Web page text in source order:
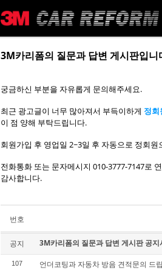
3M카리폼의 질문과 답변 게시판입니
궁금하신 부분을 자유롭게 문의해주세요.
최근 광고글이 너무 많아져서 부득이하게 정회
이 점 양해 부탁드립니다.
회원가입 후 영업일 2~3일 후 자동으로 정회원
전화통화 또는 문자메시지 010-3777-7147로
감사합니다.
번호
공지 3M카리폼의 질문과 답변 게시판 공
107 언더코팅과 자동차 방음 견적문의 드